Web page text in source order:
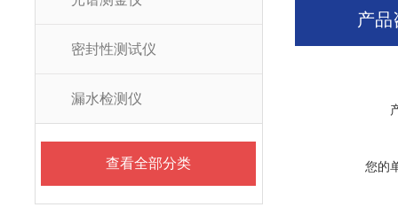
密封性测试仪
漏水检测仪
查看全部分类
产品
您的